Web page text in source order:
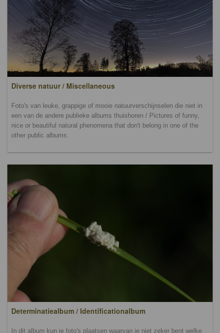
Diverse natuur / Miscellaneous
Foto's van leuke, grappige of mooie natuurverschijnselen die niet in
een van de andere publieke albums thuishoren / Pictures of funny,
nice or beautiful natural phenomena that don't belong in one of the
other public albums.
Determinatiealbum / Identificationalbum
In dit album kun je foto's plaatsen waarvan je niet zeker bent welke